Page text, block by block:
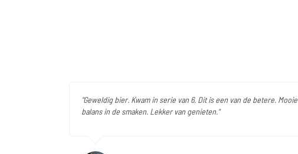
"Geweldig bier. Kwam in serie van 6. Dit is een van de betere. Mooie
balans in de smaken. Lekker van genieten."